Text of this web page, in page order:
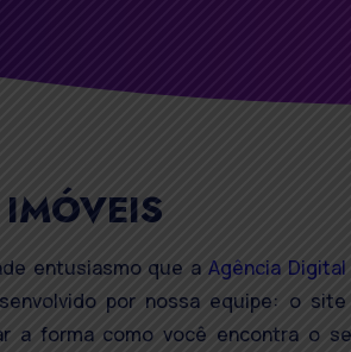
entusiasmo que a Agência Digital
por nossa equipe: o site
a forma como você encontra o